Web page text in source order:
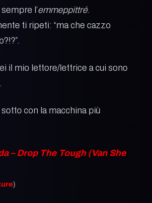
l’emmeppittré.
ti ripeti: “ma che cazzo
il mio lettore/lettrice a cui sono
con la macchina più
– Drop The Tough (Van She
)